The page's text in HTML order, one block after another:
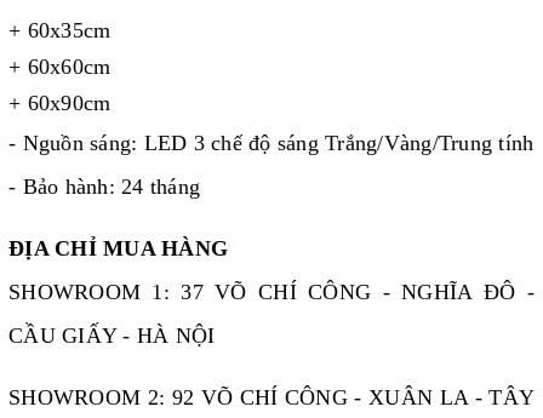
+ 60x35cm
+ 60x60cm
+ 60x90cm
- Nguồn sáng: LED 3 chế độ sáng Trắng/Vàng/Trung tính
- Bảo hành: 24 tháng
ĐỊA CHỈ MUA HÀNG
SHOWROOM 1: 37 VÕ CHÍ CÔNG - NGHĨA ĐÔ -
CẦU GIẤY - HÀ NỘI
SHOWROOM 2: 92 VÕ CHÍ CÔNG - XUÂN LA - TÂY